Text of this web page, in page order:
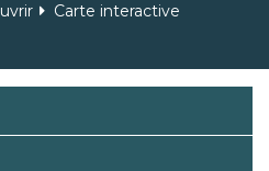
Carte interactive